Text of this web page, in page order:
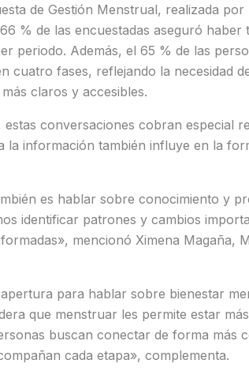
de Gestión Menstrual, realizada por
% de las encuestadas aseguró haber
periodo. Además, el 65 % de las
cuatro fases, reflejando la necesidad
claros y accesibles.
conversaciones cobran especial
la información también influye en la
es hablar sobre conocimiento y
identificar patrones y cambios
mencionó Ximena Magaña,
para hablar sobre bienestar
que menstruar les permite estar
buscan conectar de forma más
cada etapa», complementa.